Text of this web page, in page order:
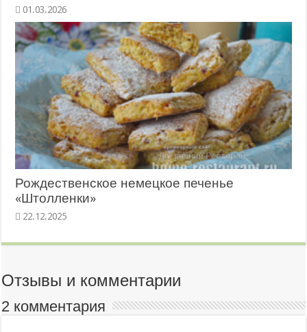
01.03.2026
Рождественское немецкое печенье
«Штолленки»
22.12.2025
Отзывы и комментарии
2 комментария